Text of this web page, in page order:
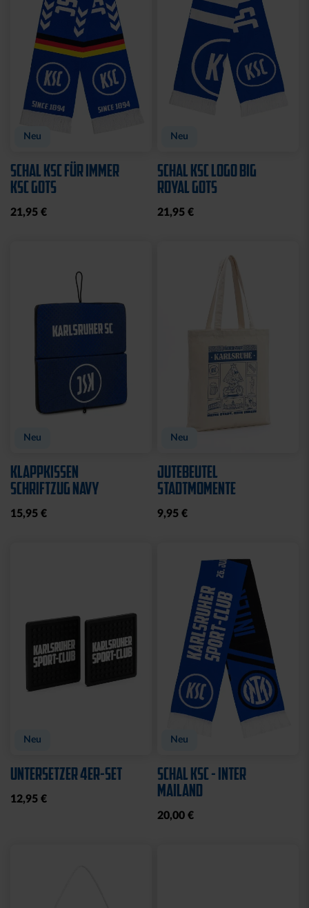
Neu
SCHAL KSC FÜR IMMER
KSC GOTS
21,95 €
Neu
SCHAL KSC LOGO BIG
ROYAL GOTS
21,95 €
Neu
KLAPPKISSEN
SCHRIFTZUG NAVY
15,95 €
Neu
JUTEBEUTEL
STADTMOMENTE
9,95 €
Neu
UNTERSETZER 4ER-SET
12,95 €
Neu
SCHAL KSC - INTER
MAILAND
20,00 €